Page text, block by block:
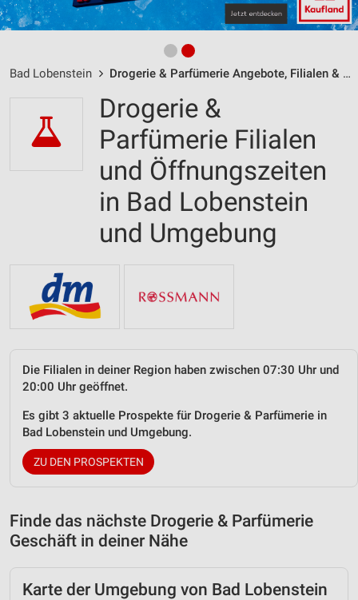
Bad Lobenstein Drogerie & Parfümerie Angebote, Filialen & Öffnungszeiten
Drogerie &
Parfümerie Filialen
und Öffnungszeiten
in Bad Lobenstein
und Umgebung
Die Filialen in deiner Region haben zwischen 07:30 Uhr und
20:00 Uhr geöffnet.
Es gibt 3 aktuelle Prospekte für Drogerie & Parfümerie in
Bad Lobenstein und Umgebung.
ZU DEN PROSPEKTEN
Finde das nächste Drogerie & Parfümerie
Geschäft in deiner Nähe
Karte der Umgebung von Bad Lobenstein